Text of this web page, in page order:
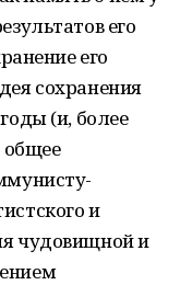
его
его
сохранения
(и, более
общее
и
чудовищной и